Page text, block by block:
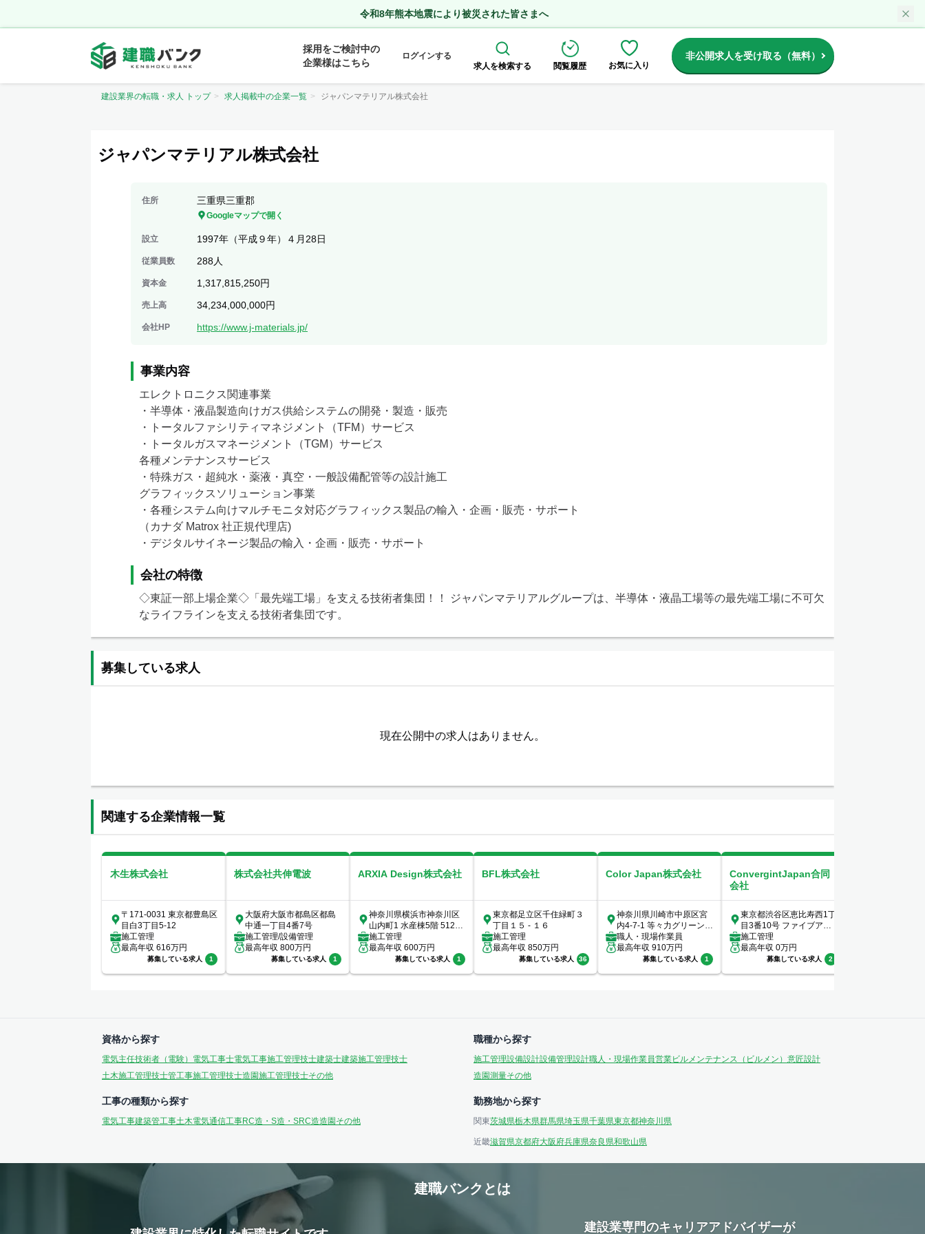
令和8年熊本地震により被災された皆さまへ
採用をご検討中の
企業様はこちら
ログインする
求人を検索する
閲覧履歴 お気に入り
非公開求人を受け取る（無料）
建設業界の転職・求人 トップ 求人掲載中の企業一覧 ジャパンマテリアル株式会社
ジャパンマテリアル株式会社
住所 三重県三重郡
Googleマップで開く
設立 1997年（平成９年）４月28日
従業員数 288人
資本金 1,317,815,250円
売上高 34,234,000,000円
会社HP https://www.j-materials.jp/
事業内容
エレクトロニクス関連事業
・半導体・液晶製造向けガス供給システムの開発・製造・販売
・トータルファシリティマネジメント（TFM）サービス
・トータルガスマネージメント（TGM）サービス
各種メンテナンスサービス
・特殊ガス・超純水・薬液・真空・一般設備配管等の設計施工
グラフィックスソリューション事業
・各種システム向けマルチモニタ対応グラフィックス製品の輸入・企画・販売・サポート
（カナダ Matrox 社正規代理店)
・デジタルサイネージ製品の輸入・企画・販売・サポート
会社の特徴
◇東証一部上場企業◇「最先端工場」を支える技術者集団！！ ジャパンマテリアルグループは、半導体・液晶工場等の最先端工場に不可欠
なライフラインを支える技術者集団です。
募集している求人
現在公開中の求人はありません。
関連する企業情報一覧
木生株式会社
〒171-0031 東京都豊島区
目白3丁目5-12
施工管理
最高年収 616万円
募集している求人 1
株式会社共伸電波
大阪府大阪市都島区都島
中通一丁目4番7号
施工管理/設備管理
最高年収 800万円
募集している求人 1
ARXIA Design株式会社
神奈川県横浜市神奈川区
山内町1 水産棟5階 512号
室
施工管理
最高年収 600万円
募集している求人 1
BFL株式会社
東京都足立区千住緑町３
丁目１５ - １６
施工管理
最高年収 850万円
募集している求人 36
Color Japan株式会社
神奈川県川崎市中原区宮
内4-7-1 等々力グリーンビ
レッジ102
職人・現場作業員
最高年収 910万円
募集している求人 1
ConvergintJapan合同
会社
東京都渋谷区恵比寿西1丁
目3番10号 ファイブアネ
ックス7階
施工管理
最高年収 0万円
募集している求人 2
資格から探す
電気主任技術者（電験） 電気工事士電気工事施工管理技士建築士建築施工管理技士
土木施工管理技士管工事施工管理技士造園施工管理技士その他
職種から探す
施工管理設備設計設備管理設計職人・現場作業員営業ビルメンテナンス（ビルメン） 意匠設計
造園測量その他
工事の種類から探す
電気工事建築管工事土木電気通信工事RC造・S造・SRC造造園 その他
勤務地から探す
関東茨城県栃木県群馬県埼玉県千葉県東京都神奈川県
近畿滋賀県京都府大阪府兵庫県奈良県和歌山県
建職バンクとは
建設業専門のキャリアアドバイザーが